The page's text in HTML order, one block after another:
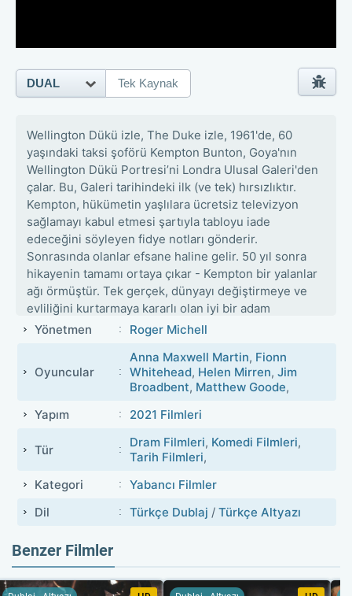
Wellington Dükü izle, The Duke izle, 1961'de, 60
yaşındaki taksi şoförü Kempton Bunton, Goya'nın
Wellington Dükü Portresi’ni Londra Ulusal Galeri'den
çalar. Bu, Galeri tarihindeki ilk (ve tek) hırsızlıktır.
Kempton, hükümetin yaşlılara ücretsiz televizyon
sağlamayı kabul etmesi şartıyla tabloyu iade
edeceğini söyleyen fidye notları gönderir.
Sonrasında olanlar efsane haline gelir. 50 yıl sonra
hikayenin tamamı ortaya çıkar - Kempton bir yalanlar
ağı örmüştür. Tek gerçek, dünyayı değiştirmeye ve
evliliğini kurtarmaya kararlı olan iyi bir adam
olmasıdır.
Yönetmen Roger Michell
Oyuncular
Anna Maxwell Martin, Fionn
Whitehead, Helen Mirren, Jim
Broadbent, Matthew Goode,
Yapım
2021 Filmleri
Tür Dram Filmleri, Komedi Filmleri,
Tarih Filmleri,
Kategori
Yabancı Filmler
Dil
Türkçe Dublaj / Türkçe Altyazı
DUAL Tek Kaynak
Benzer Filmler